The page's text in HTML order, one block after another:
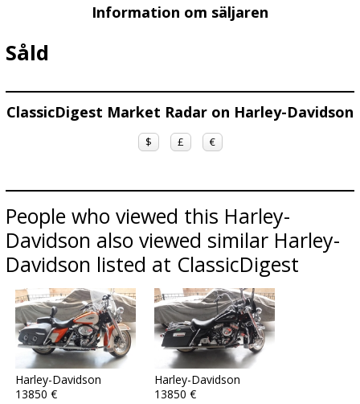
Information om säljaren
Såld
ClassicDigest Market Radar on Harley-Davidson
$ £ €
People who viewed this Harley-
Davidson also viewed similar Harley-
Davidson listed at ClassicDigest
Harley-Davidson
13850 €
Harley-Davidson
13850 €